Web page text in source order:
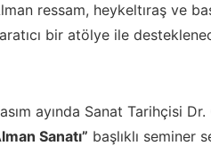
ressam, heykeltıraş ve
bir atölye ile
ayında Sanat Tarihçisi
Sanatı” başlıklı seminer